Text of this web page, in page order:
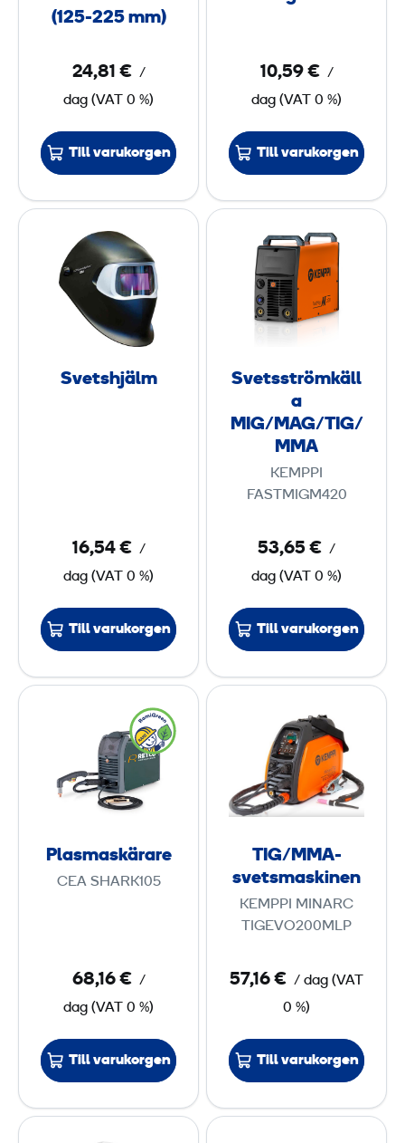
e
g
s
k
ä
m
m
a
5
-
"
2
5
(125-225 mm)
24,81 € /
dag (VAT 0 %)
Till varukorgen
v
a
g
10,59 € /
dag (VAT 0 %)
Till varukorgen
v
e
t
h
j
Svetshjälm
16,54 € /
dag (VAT 0 %)
Till varukorgen
v
e
t
s
ö
m
k
ä
l
I
G
M
G
/
T
I
/
M
M
A
Svetsströmkäll
a
MIG/MAG/TIG/
MMA
KEMPPI
FASTMIGM420
53,65 € /
dag (VAT 0 %)
Till varukorgen
a
s
m
Plasmaskärare
CEA SHARK105
68,16 € /
dag (VAT 0 %)
Till varukorgen
I
G
/
M
M
A
v
m
a
s
i
TIG/MMA-
svetsmaskinen
KEMPPI MINARC
TIGEVO200MLP
57,16 € / dag (VAT
0 %)
Till varukorgen